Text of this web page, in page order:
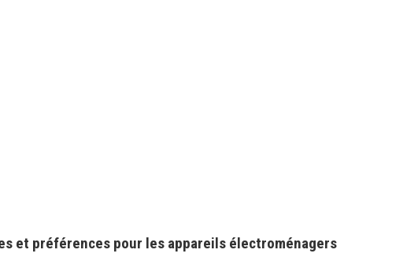
et préférences pour les appareils électroménagers